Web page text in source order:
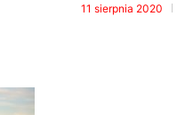
11 sierpnia 2020